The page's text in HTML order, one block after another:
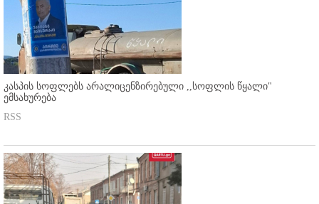
კასპის სოფლებს არალიცენზირებული ,,სოფლის წყალი"
ემსახურება
RSS